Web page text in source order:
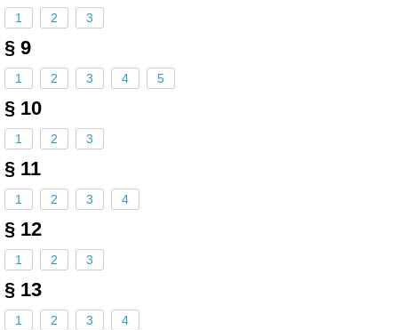
1 2 3
§ 9
1 2 3 4 5
§ 10
1 2 3
§ 11
1 2 3 4
§ 12
1 2 3
§ 13
1 2 3 4